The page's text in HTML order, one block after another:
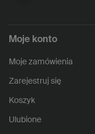
Moje konto
Moje zamówienia
Zarejestruj się
Koszyk
Ulubione